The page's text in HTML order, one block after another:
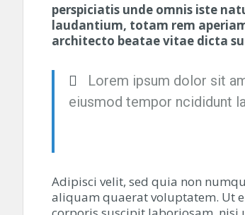
perspiciatis unde omnis iste
laudantium, totam rem
architecto beatae vitae dicta
Lorem ipsum dolor sit
eiusmod tempor ncididunt
Adipisci velit, sed quia non
aliquam quaerat voluptatem. Ut